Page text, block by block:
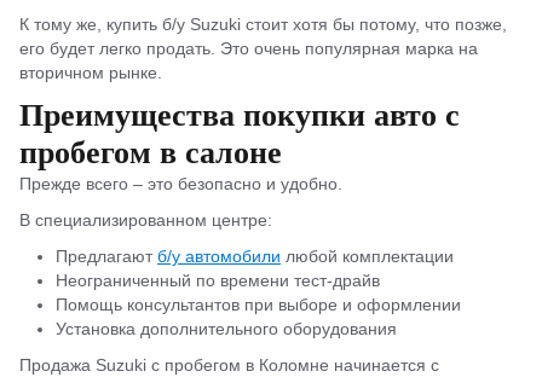
К тому же, купить б/у Suzuki стоит хотя бы потому, что позже,
его будет легко продать. Это очень популярная марка на
вторичном рынке.
Преимущества покупки авто с
пробегом в салоне
Прежде всего – это безопасно и удобно.
В специализированном центре:
Предлагаютб/у автомобили любой комплектации
Неограниченный по времени тест-драйв
Помощь консультантов при выборе и оформлении
Установка дополнительного оборудования
Продажа Suzuki с пробегом в Коломне начинается с